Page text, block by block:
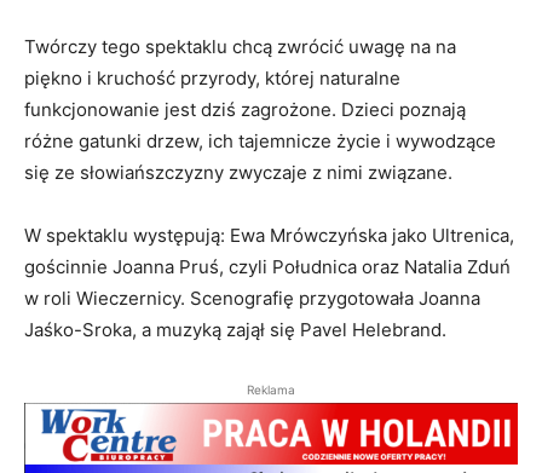
Twórczy tego spektaklu chcą zwrócić uwagę na na
piękno i kruchość przyrody, której naturalne
funkcjonowanie jest dziś zagrożone. Dzieci poznają
różne gatunki drzew, ich tajemnicze życie i wywodzące
się ze słowiańszczyzny zwyczaje z nimi związane.
W spektaklu występują: Ewa Mrówczyńska jako Ultrenica,
gościnnie Joanna Pruś, czyli Południca oraz Natalia Zduń
w roli Wieczernicy. Scenografię przygotowała Joanna
Jaśko-Sroka, a muzyką zajął się Pavel Helebrand.
Reklama